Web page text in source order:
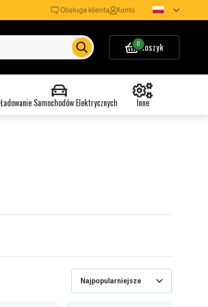
Obsługa klienta Konto
0Koszyk
Ładowanie Samochodów Elektrycznych Inne
Najpopularniejsze